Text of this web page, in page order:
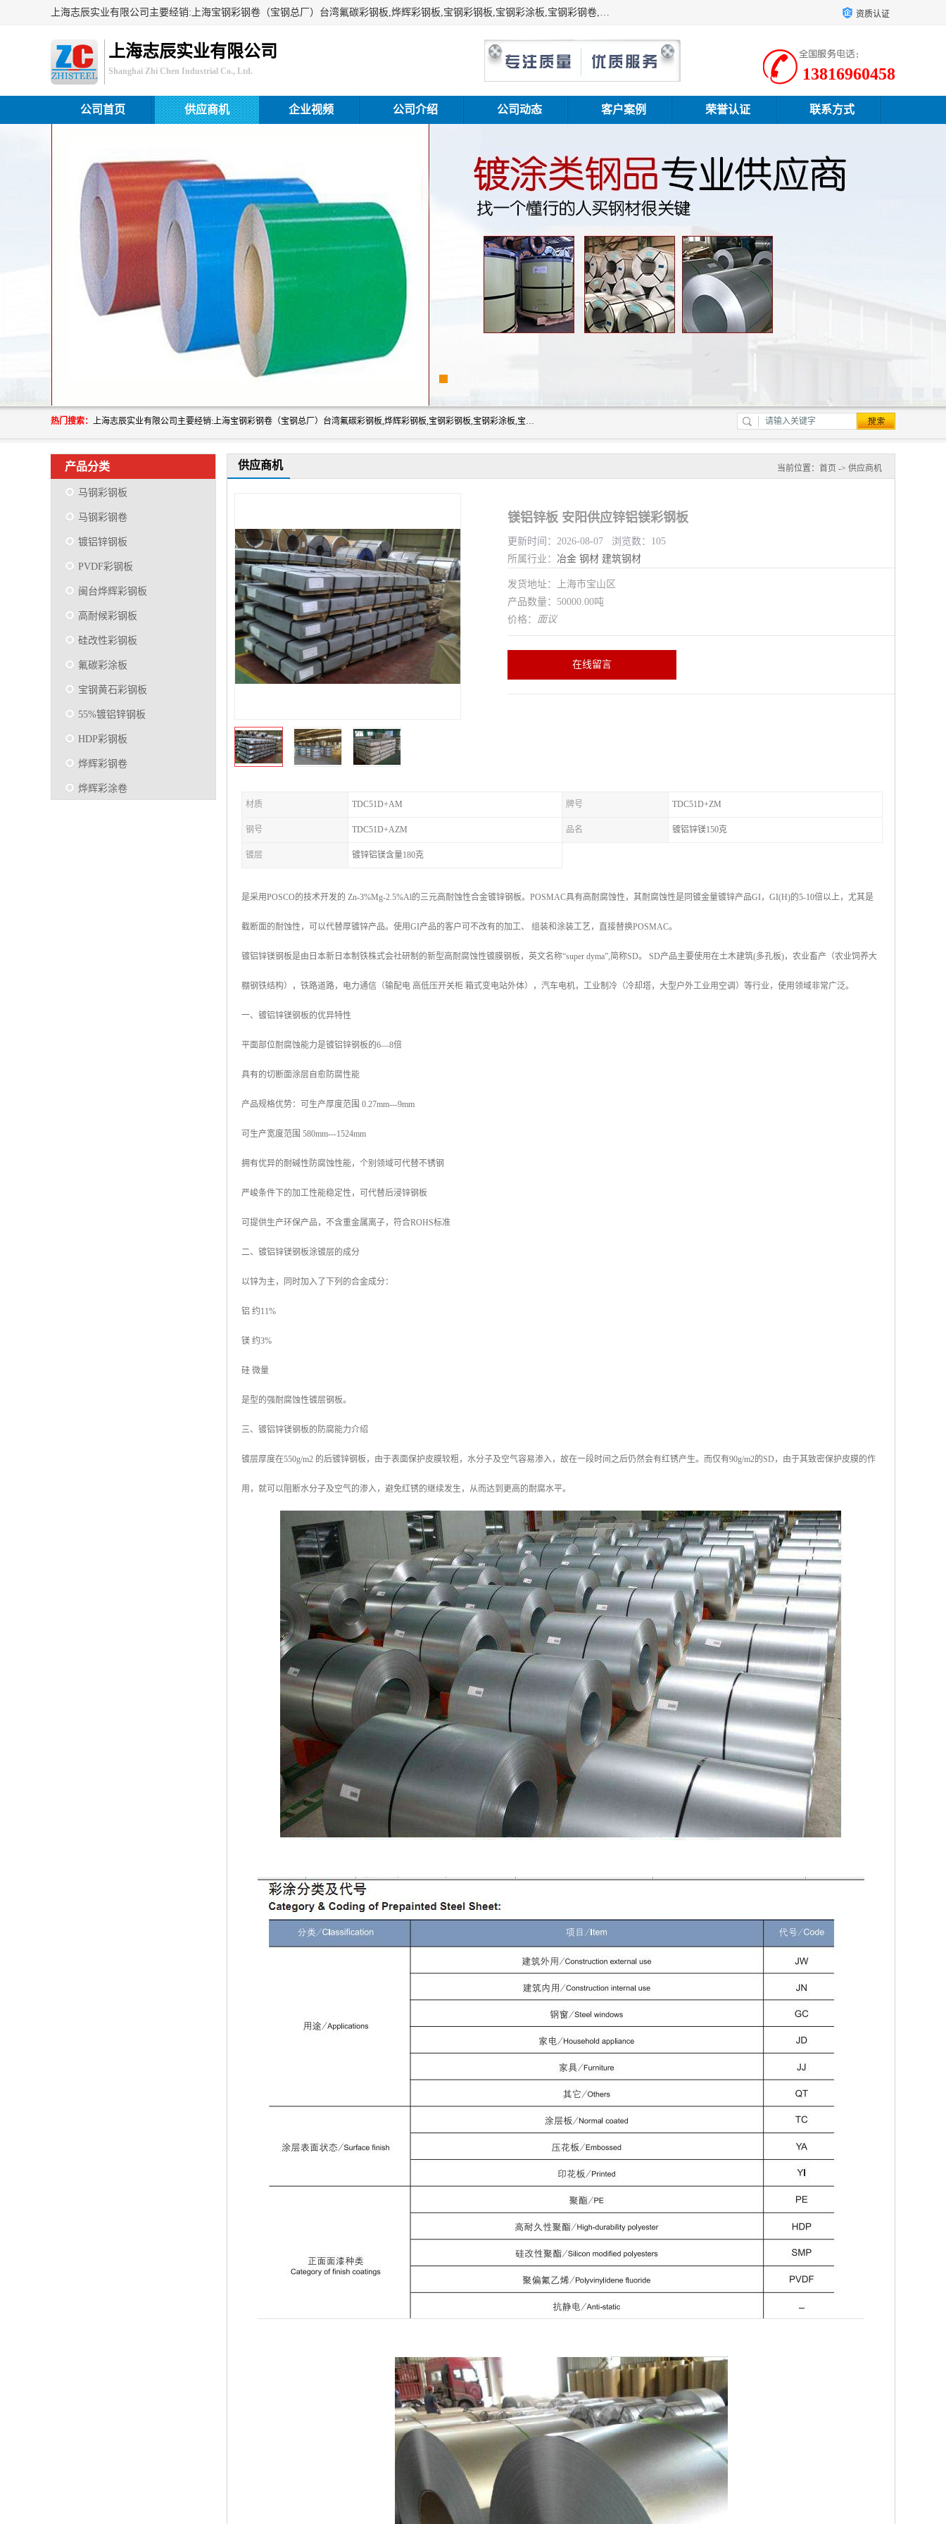
上海志辰实业有限公司主要经销:上海宝钢彩钢卷（宝钢总厂）台湾氟碳彩钢板,烨辉彩钢板,宝钢彩钢板,宝钢彩涂板,宝钢彩钢卷,马钢彩钢板,马钢彩钢卷,镀铝锌钢板,PVDF彩钢板,台湾烨辉彩钢板,高耐候彩钢板,硅改性彩钢板,规格齐全。 资质认证
上海志辰实业有限公司
Shanghai Zhi Chen Industrial Co., Ltd. 13816960458
公司首页 供应商机 企业视频 公司介绍 公司动态 客户案例 荣誉认证 联系方式
热门搜索： 上海志辰实业有限公司主要经销:上海宝钢彩钢卷（宝钢总厂）台湾氟碳彩钢板,烨辉彩钢板,宝钢彩钢板,宝钢彩涂板,宝钢彩钢卷,马钢彩钢板,马钢彩钢卷,镀铝锌钢板,PVDF彩钢板,台湾烨辉彩钢板,高耐候彩钢板,硅改性彩钢板,规格齐全。
产品分类
马钢彩钢板
马钢彩钢卷
镀铝锌钢板
PVDF彩钢板
闽台烨辉彩钢板
高耐候彩钢板
硅改性彩钢板
氟碳彩涂板
宝钢黄石彩钢板
55%镀铝锌钢板
HDP彩钢板
烨辉彩钢卷
烨辉彩涂卷
供应商机 当前位置： 首页 -> 供应商机
镁铝锌板 安阳供应锌铝镁彩钢板
更新时间：2026-08-07 浏览数：105
所属行业： 冶金 钢材 建筑钢材
发货地址：上海市宝山区
产品数量：50000.00吨
价格： 面议
在线留言
材质 TDC51D+AM 牌号 TDC51D+ZM
钢号 TDC51D+AZM 品名 镀铝锌镁150克
镀层 镀锌铝镁含量180克
是采用POSCO的技术开发的 Zn-3%Mg-2.5%Al的三元高耐蚀性合金镀锌钢板。POSMAC具有高耐腐蚀性，其耐腐蚀性是同镀金量镀锌产品GI，GI(H)的5-10倍以上，尤其是
截断面的耐蚀性，可以代替厚镀锌产品。使用GI产品的客户可不改有的加工、 组装和涂装工艺，直接替换POSMAC。
镀铝锌镁钢板是由日本新日本制铁株式会社研制的新型高耐腐蚀性镀膜钢板，英文名称“super dyma”,简称SD。 SD产品主要使用在土木建筑(多孔板)，农业畜产（农业饲养大
棚钢铁结构），铁路道路，电力通信（输配电 高低压开关柜 箱式变电站外体），汽车电机，工业制冷（冷却塔，大型户外工业用空调）等行业，使用领域非常广泛。
一、镀铝锌镁钢板的优异特性
平面部位耐腐蚀能力是镀铝锌钢板的6—8倍
具有的切断面涂层自愈防腐性能
产品规格优势：可生产厚度范围 0.27mm---9mm
可生产宽度范围 580mm---1524mm
拥有优异的耐碱性防腐蚀性能，个别领域可代替不锈钢
严峻条件下的加工性能稳定性，可代替后浸锌钢板
可提供生产环保产品，不含重金属离子，符合ROHS标准
二、镀铝锌镁钢板涂镀层的成分
以锌为主，同时加入了下列的合金成分：
铝 约11%
镁 约3%
硅 微量
是型的强耐腐蚀性镀层钢板。
三、镀铝锌镁钢板的防腐能力介绍
镀层厚度在550g/m2 的后镀锌钢板，由于表面保护皮膜较粗，水分子及空气容易渗入，故在一段时间之后仍然会有红锈产生。而仅有90g/m2的SD，由于其致密保护皮膜的作
用，就可以阻断水分子及空气的渗入，避免红锈的继续发生，从而达到更高的耐腐水平。